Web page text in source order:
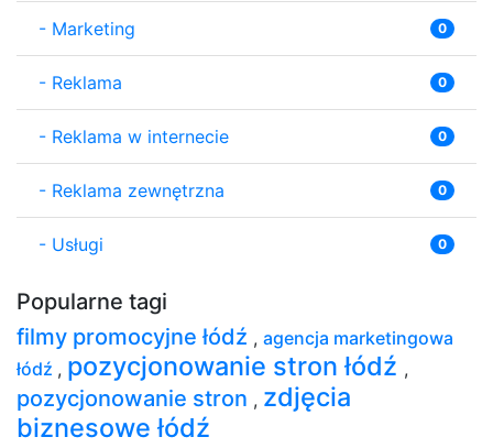
- Marketing 0
- Reklama 0
- Reklama w internecie 0
- Reklama zewnętrzna 0
- Usługi 0
Popularne tagi
filmy promocyjne łódź , agencja marketingowa
łódź , pozycjonowanie stron łódź ,
pozycjonowanie stron , zdjęcia
biznesowe łódź